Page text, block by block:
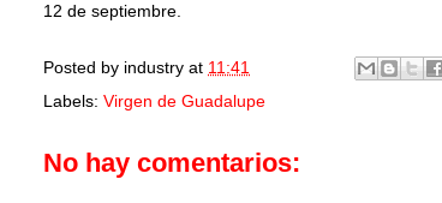
12 de septiembre.
Posted by industry at 11:41
Labels: Virgen de Guadalupe
No hay comentarios: